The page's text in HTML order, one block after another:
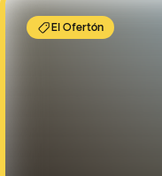
El Ofertón